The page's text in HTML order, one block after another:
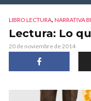
LIBRO LECTURA, NARRATIVA
Lectura: Lo
20 de noviembre de 2014